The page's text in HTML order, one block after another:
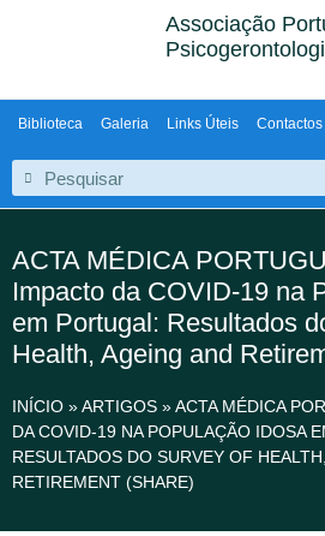
Associação
Biblioteca Galeria Links Úteis Contactos
ACTA MÉDICA
Impacto da COVID-19 na
em Portugal: Resultados
Health, Ageing and
INÍCIO »ARTIGOS »ACTA MÉDICA
DA COVID-19 NA POPULAÇÃO IDOSA
RESULTADOS DO SURVEY OF
RETIREMENT (SHARE)